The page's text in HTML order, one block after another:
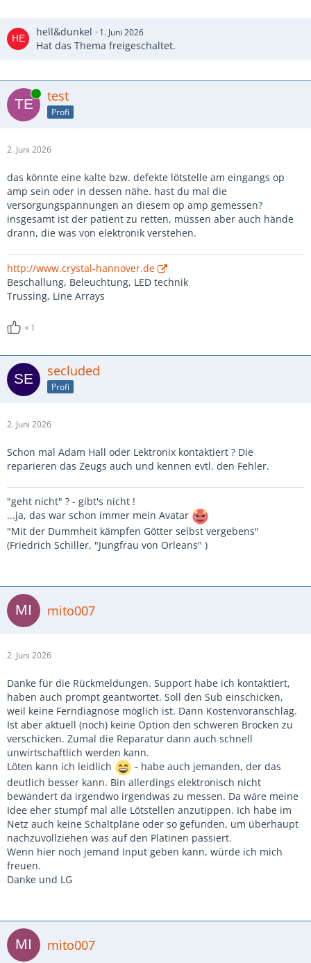
hell&dunkel 1. Juni 2026
Hat das Thema freigeschaltet.
Online test
Profi
2. Juni 2026
das könnte eine kalte bzw. defekte lötstelle am eingangs op
amp sein oder in dessen nähe. hast du mal die
versorgungspannungen an diesem op amp gemessen?
insgesamt ist der patient zu retten, müssen aber auch hände
drann, die was von elektronik verstehen.
http://www.crystal-hannover.de
Beschallung, Beleuchtung, LED technik
Trussing, Line Arrays
1
secluded
Profi
2. Juni 2026
Schon mal Adam Hall oder Lektronix kontaktiert ? Die
reparieren das Zeugs auch und kennen evtl. den Fehler.
"geht nicht" ? - gibt's nicht !
...ja, das war schon immer mein Avatar
"Mit der Dummheit kämpfen Götter selbst vergebens"
(Friedrich Schiller, "Jungfrau von Orleans" )
mito007
2. Juni 2026
Danke für die Rückmeldungen. Support habe ich kontaktiert,
haben auch prompt geantwortet. Soll den Sub einschicken,
weil keine Ferndiagnose möglich ist. Dann Kostenvoranschlag.
Ist aber aktuell (noch) keine Option den schweren Brocken zu
verschicken. Zumal die Reparatur dann auch schnell
unwirtschaftlich werden kann.
Löten kann ich leidlich
- habe auch jemanden, der das
deutlich besser kann. Bin allerdings elektronisch nicht
bewandert da irgendwo irgendwas zu messen. Da wäre meine
Idee eher stumpf mal alle Lötstellen anzutippen. Ich habe im
Netz auch keine Schaltpläne oder so gefunden, um überhaupt
nachzuvollziehen was auf den Platinen passiert.
Wenn hier noch jemand Input geben kann, würde ich mich
freuen.
Danke und LG
mito007